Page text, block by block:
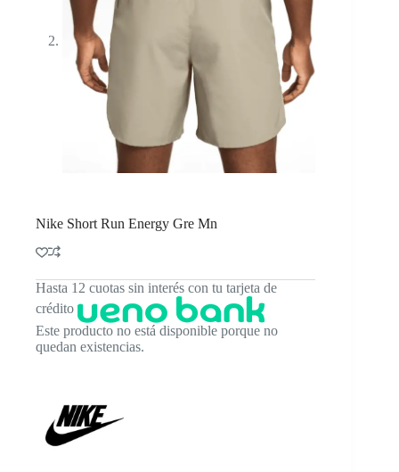
Nike Short Run Energy Gre Mn
Hasta 12 cuotas sin interés con tu tarjeta de
crédito
Este producto no está disponible porque no
quedan existencias.